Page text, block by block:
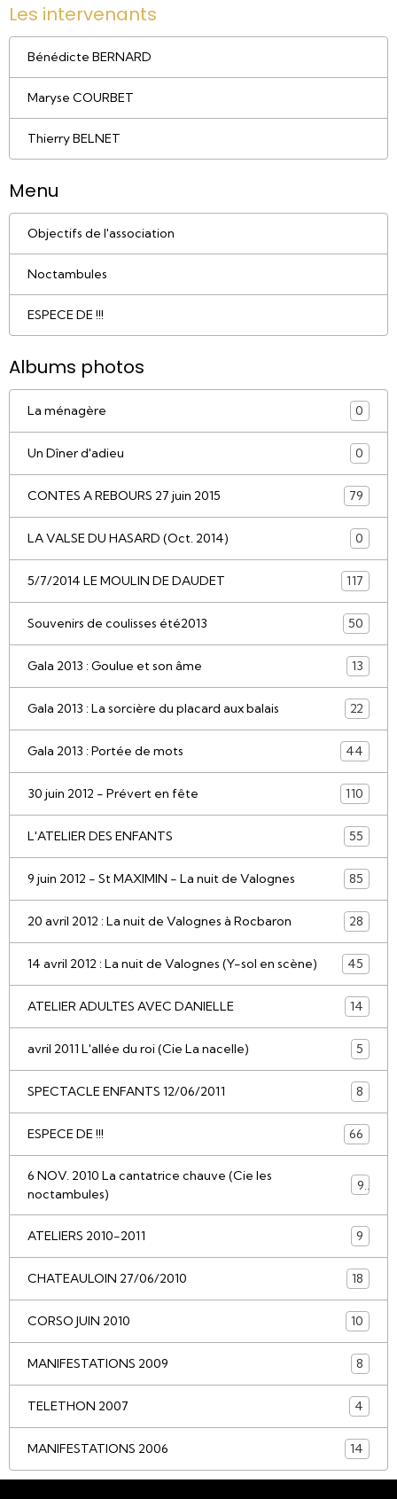
Les intervenants
Bénédicte BERNARD
Maryse COURBET
Thierry BELNET
Menu
Objectifs de l'association
Noctambules
ESPECE DE !!!
Albums photos
La ménagère 0
Un Dîner d'adieu 0
CONTES A REBOURS 27 juin 2015 79
LA VALSE DU HASARD (Oct. 2014) 0
5/7/2014 LE MOULIN DE DAUDET 117
Souvenirs de coulisses été2013 50
Gala 2013 : Goulue et son âme 13
Gala 2013 : La sorcière du placard aux balais 22
Gala 2013 : Portée de mots 44
30 juin 2012 - Prévert en fête 110
L'ATELIER DES ENFANTS 55
9 juin 2012 - St MAXIMIN - La nuit de Valognes 85
20 avril 2012 : La nuit de Valognes à Rocbaron 28
14 avril 2012 : La nuit de Valognes (Y-sol en scène) 45
ATELIER ADULTES AVEC DANIELLE 14
avril 2011 L'allée du roi (Cie La nacelle) 5
SPECTACLE ENFANTS 12/06/2011 8
ESPECE DE !!! 66
6 NOV. 2010 La cantatrice chauve (Cie les
noctambules)
9
ATELIERS 2010-2011 9
CHATEAULOIN 27/06/2010 18
CORSO JUIN 2010 10
MANIFESTATIONS 2009 8
TELETHON 2007 4
MANIFESTATIONS 2006 14